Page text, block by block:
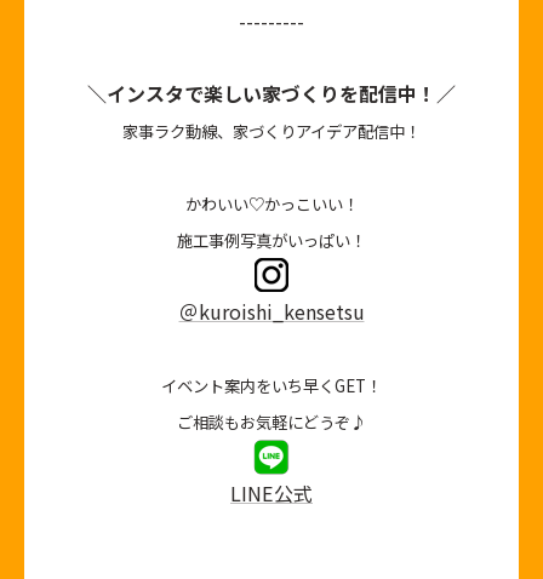
---------
＼インスタで楽しい家づくりを配信中！／
家事ラク動線、家づくりアイデア配信中！
かわいい♡かっこいい！
施工事例写真がいっぱい！
＠kuroishi_kensetsu
イベント案内をいち早くGET！
ご相談もお気軽にどうぞ♪
LINE公式